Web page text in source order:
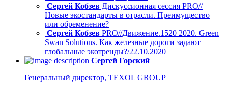
Сергей Кобзев Дискуссионная сессия PRO//
Новые экостандарты в отрасли. Преимущество
или обременение?
Сергей Кобзев PRO//Движение.1520 2020. Green
Swan Solutions. Как железные дороги задают
глобальные экотренды?/22.10.2020
Сергей Горский
Генеральный директор, TEXOL GROUP